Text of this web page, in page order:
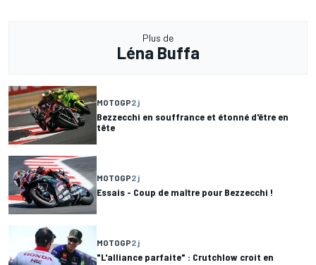
Plus de
Léna Buffa
MOTOGP2 j
Bezzecchi en souffrance et étonné d'être en
tête
MOTOGP2 j
Essais - Coup de maître pour Bezzecchi !
MOTOGP2 j
"L'alliance parfaite" : Crutchlow croit en